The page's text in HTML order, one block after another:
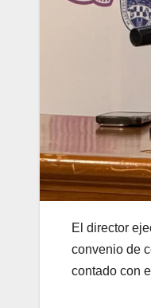
El director
convenio de
contado con